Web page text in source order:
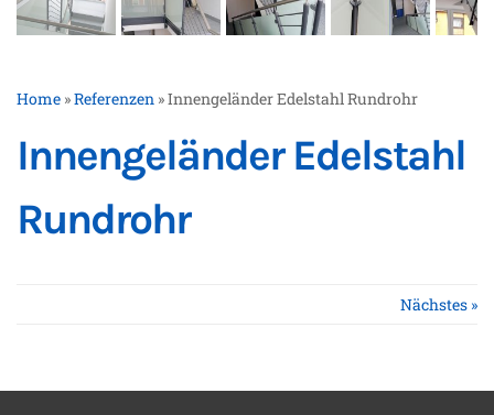
Home »Referenzen »Innengeländer Edelstahl Rundrohr
Innengeländer Edelstahl
Rundrohr
Nächstes »